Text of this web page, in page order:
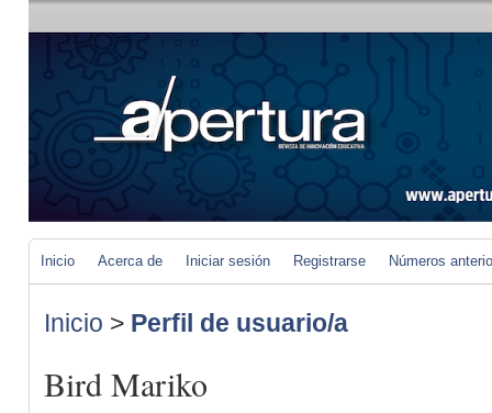
Inicio Acerca de Iniciar sesión Registrarse Números
Inicio > Perfil de usuario/a
Bird Mariko